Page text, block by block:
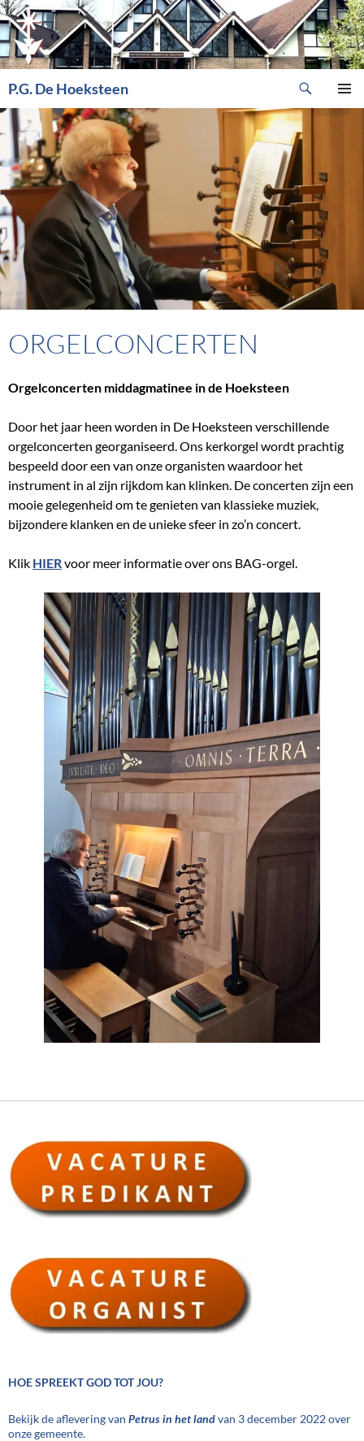
Ga
naar
de
inhoud
P.G. De Hoeksteen
ORGELCONCERTEN
Orgelconcerten middagmatinee in de Hoeksteen
Door het jaar heen worden in De Hoeksteen verschillende
orgelconcerten georganiseerd. Ons kerkorgel wordt prachtig
bespeeld door een van onze organisten waardoor het
instrument in al zijn rijkdom kan klinken. De concerten zijn een
mooie gelegenheid om te genieten van klassieke muziek,
bijzondere klanken en de unieke sfeer in zo’n concert.
Klik HIERvoor meer informatie over ons BAG-orgel.
HOE SPREEKT GOD TOT JOU?
Bekijk de aflevering van Petrus in het landvan 3 december 2022 over
onze gemeente.